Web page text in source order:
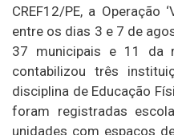
CREF12/PE, a Operação
entre os dias 3 e 7 de
37 municipais e 11 da
contabilizou três
disciplina de Educação
foram registradas
unidades com espaços